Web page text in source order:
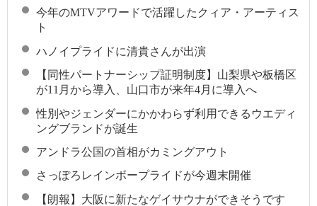
今年のMTVアワードで活躍したクィア・アーティス
ト
ハノイプライドに清貴さんが出演
【同性パートナーシップ証明制度】山梨県や板橋区
が11月から導入、山口市が来年4月に導入へ
性別やジェンダーにかかわらず利用できるウエディ
ングブランドが誕生
アンドラ公国の首相がカミングアウト
さっぽろレインボープライドが今週末開催
【朗報】大阪に新たなゲイサウナができそうです